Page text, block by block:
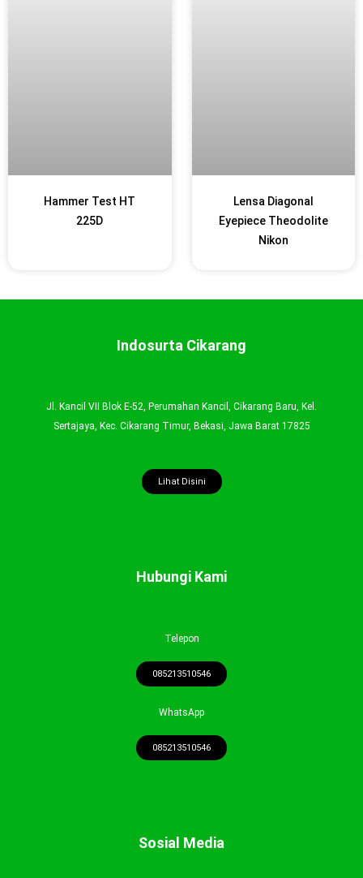
Hammer Test HT
225D
Lensa Diagonal
Eyepiece Theodolite
Nikon
Indosurta Cikarang
Jl. Kancil VII Blok E-52, Perumahan Kancil, Cikarang Baru, Kel.
Sertajaya, Kec. Cikarang Timur, Bekasi, Jawa Barat 17825
Lihat Disini
Hubungi Kami
Telepon
085213510546
WhatsApp
085213510546
Sosial Media